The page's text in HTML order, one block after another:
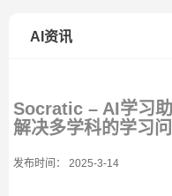
AI资讯
Socratic – AI学习
解决多学科的学习
发布时间： 2025-3-14